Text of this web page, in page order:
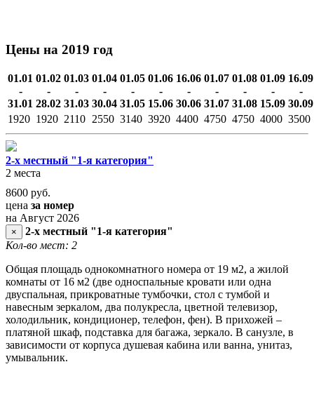
Цены на 2019 год
01.01
-
31.01
01.02
-
28.02
01.03
-
31.03
01.04
-
30.04
01.05
-
31.05
01.06
-
15.06
16.06
-
30.06
01.07
-
31.07
01.08
-
31.08
01.09
-
15.09
16.09
-
30.09
1920 1920 2110 2550 3140 3920 4400 4750 4750 4000 3500
2-х местный "1-я категория"
2 места
8600 руб.
цена за номер
на Август 2026
×
2-х местный "1-я категория"
Кол-во мест: 2
Общая площадь однокомнатного номера от 19 м2, а жилой
комнаты от 16 м2 (две односпальные кровати или одна
двуспальная, прикроватные тумбочки, стол с тумбой и
навесным зеркалом, два полукресла, цветной телевизор,
холодильник, кондиционер, телефон, фен). В прихожей –
платяной шкаф, подставка для багажа, зеркало. В санузле, в
зависимости от корпуса душевая кабина или ванна, унитаз,
умывальник.